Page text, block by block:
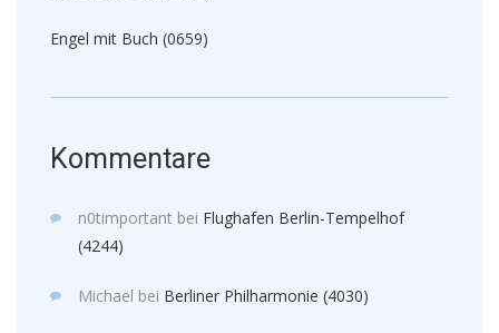
Engel mit Buch (0659)
Kommentare
n0timportant bei Flughafen Berlin-Tempelhof
(4244)
Michael bei Berliner Philharmonie (4030)